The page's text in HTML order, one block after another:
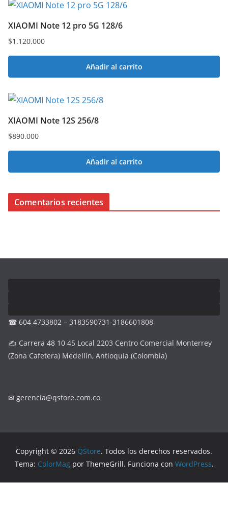
XIAOMI Note 12 pro 5G 128/6
$1.120.000
Añadir al carrito
XIAOMI Note 12S 256/8
$890.000
Añadir al carrito
Comentarios recientes
☎ 604 4733802 – 3183590731-3186601808
✍ Carrera 48 10 45 Local 2203 Centro Comercial Monterrey
(Zona Cafetera) Medellín, Antioquia (Colombia)
✉ gerencia@qstore.com.co
Copyright © 2026 QStore. Todos los derechos reservados.
Tema: ColorMagpor ThemeGrill. Funciona con WordPress.